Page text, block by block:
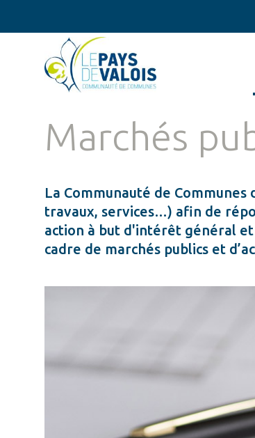
Marchés
La Communauté de
travaux, services…) afin de
action à but d'intérêt général et
cadre de marchés publics et